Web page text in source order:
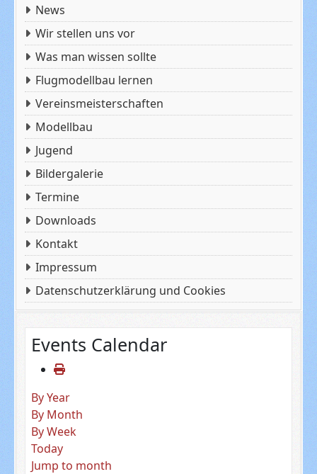
News
Wir stellen uns vor
Was man wissen sollte
Flugmodellbau lernen
Vereinsmeisterschaften
Modellbau
Jugend
Bildergalerie
Termine
Downloads
Kontakt
Impressum
Datenschutzerklärung und Cookies
Events Calendar
By Year
By Month
By Week
Today
Jump to month